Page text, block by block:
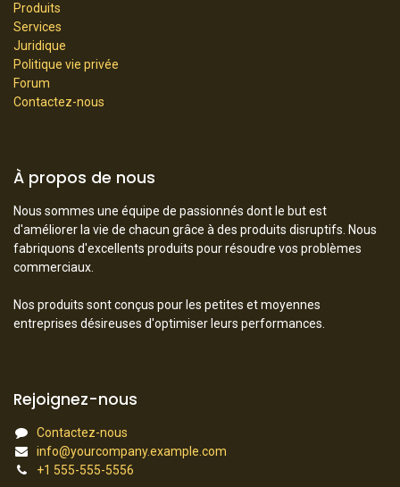
Produits
Services
Juridique
Politique vie privée
Forum
Contactez-nous
À propos de nous
Nous sommes une équipe de passionnés dont le but est
d'améliorer la vie de chacun grâce à des produits disruptifs. Nous
fabriquons d'excellents produits pour résoudre vos problèmes
commerciaux.
Nos produits sont conçus pour les petites et moyennes
entreprises désireuses d'optimiser leurs performances.
Rejoignez-nous
Contactez-nous
info@yourcompany.example.com
+1 555-555-5556